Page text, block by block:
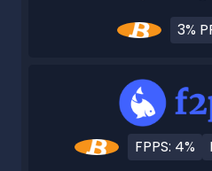
3%
FPPS: 4%